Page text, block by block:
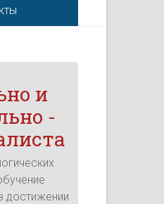
и
-
достижении